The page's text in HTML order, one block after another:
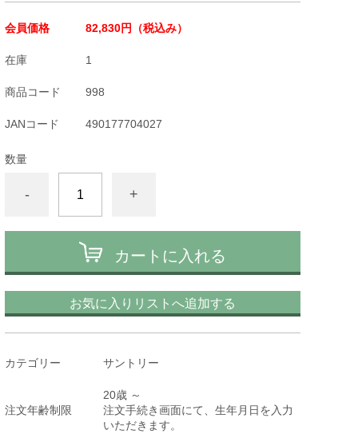
会員価格 82,830円 （税込み）
在庫 1
商品コード 998
JANコード 490177704027
数量
- +
カートに入れる
お気に入りリストへ追加する
カテゴリー サントリー
注文年齢制限
20歳 ～
注文手続き画面にて、生年月日を入力
いただきます。